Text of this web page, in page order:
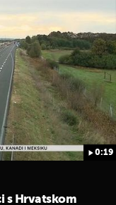
0:19
s Hrvatskom